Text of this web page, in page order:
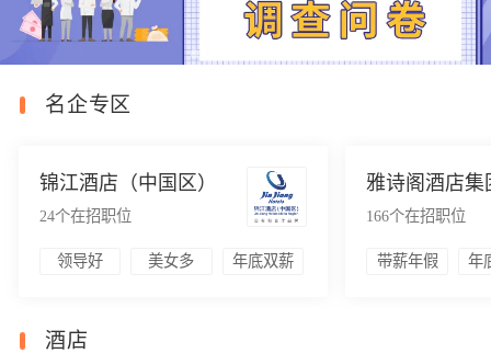
名企专区
锦江酒店（中国区）
24个在招职位
领导好 美女多 年底双薪
雅诗阁酒店集
166个在招职位
带薪年假 年
酒店